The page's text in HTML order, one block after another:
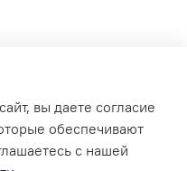
вы даете согласие
обеспечивают
с нашей